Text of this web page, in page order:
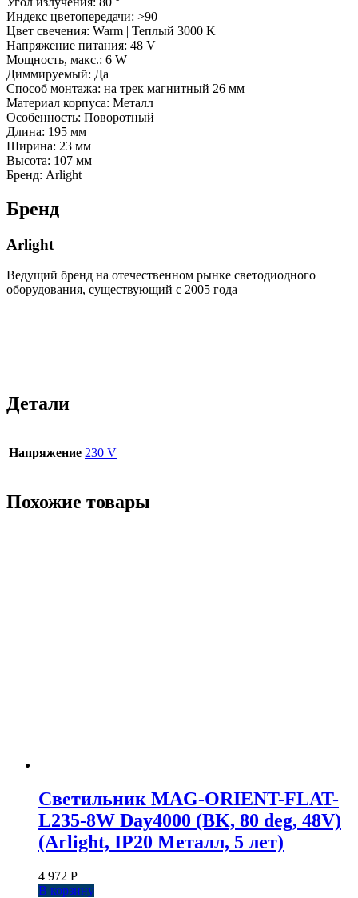
Индекс цветопередачи: >90
Цвет свечения: Warm | Теплый 3000 K
Напряжение питания: 48 V
Мощность, макс.: 6 W
Диммируeмый: Да
Способ монтажа: на трек магнитный 26 мм
Материал корпуса: Металл
Особенность: Поворотный
Длина: 195 мм
Ширина: 23 мм
Высота: 107 мм
Бренд: Arlight
Бренд
Arlight
Ведущий бренд на отечественном рынке светодиодного
оборудования, существующий с 2005 года
Детали
Напряжение 230 V
Похожие товары
Светильник MAG-ORIENT-FLAT-
L235-8W Day4000 (BK, 80 deg, 48V)
(Arlight, IP20 Металл, 5 лет)
4 972 Р
В корзину